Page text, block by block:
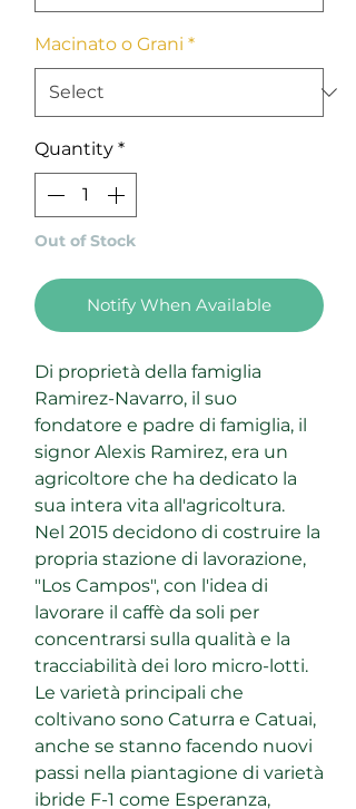
Macinato o Grani *
Quantity *
Out of Stock
Notify When Available
Di proprietà della famiglia
Ramirez-Navarro, il suo
fondatore e padre di famiglia, il
signor Alexis Ramirez, era un
agricoltore che ha dedicato la
sua intera vita all'agricoltura.
Nel 2015 decidono di costruire la
propria stazione di lavorazione,
"Los Campos", con l'idea di
lavorare il caffè da soli per
concentrarsi sulla qualità e la
tracciabilità dei loro micro-lotti.
Le varietà principali che
coltivano sono Caturra e Catuai,
anche se stanno facendo nuovi
passi nella piantagione di varietà
ibride F-1 come Esperanza,